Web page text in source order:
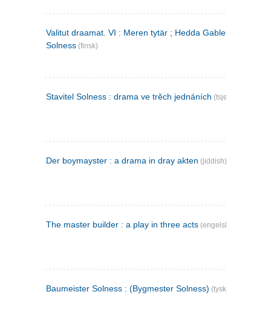
Valitut draamat. VI : Meren tytär ; Hedda Gabler ;
Solness (finsk)
Stavitel Solness : drama ve trěch jednáních (tsjekkisk)
Der boymayster : a drama in dray akten (jiddish)
The master builder : a play in three acts (engelsk)
Baumeister Solness : (Bygmester Solness) (tysk)